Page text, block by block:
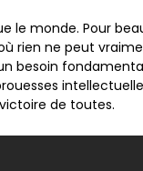
le monde. Pour
rien ne peut
un besoin
de toutes.